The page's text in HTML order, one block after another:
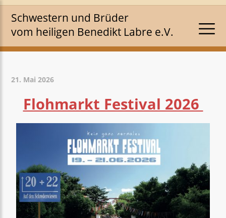
Schwestern und Brüder
vom heiligen Benedikt Labre e.V.
21. Mai 2026
Flohmarkt Festival 2026